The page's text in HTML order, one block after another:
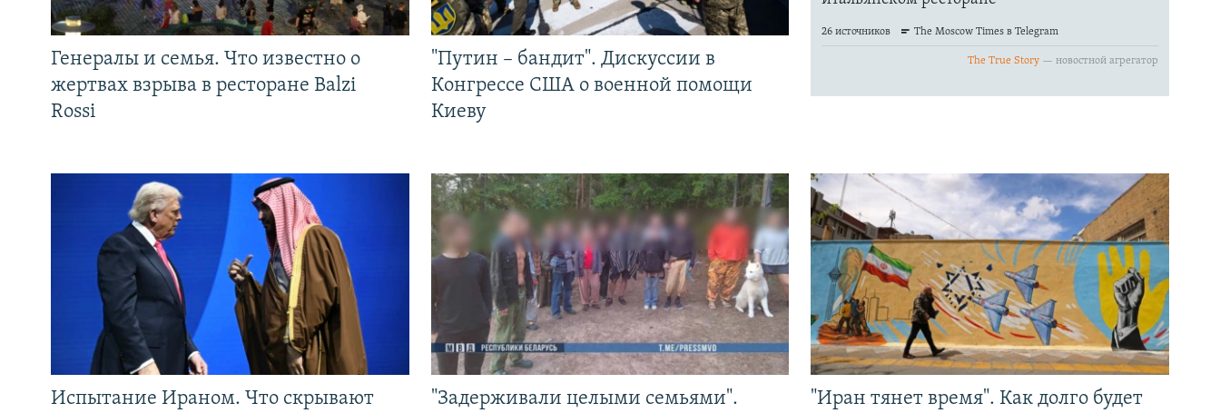
Генералы и семья. Что известно о
жертвах взрыва в ресторане Balzi
Rossi
"Путин – бандит". Дискуссии в
Конгрессе США о военной помощи
Киеву
Испытание Ираном. Что скрывают
"Задерживали целыми семьями".
"Иран тянет время". Как долго будет